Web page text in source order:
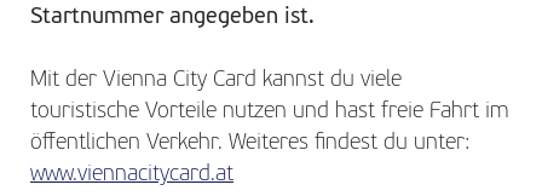
Startnummer angegeben ist.
Mit der Vienna City Card kannst du viele
touristische Vorteile nutzen und hast freie Fahrt im
öffentlichen Verkehr. Weiteres findest du unter:
www.viennacitycard.at